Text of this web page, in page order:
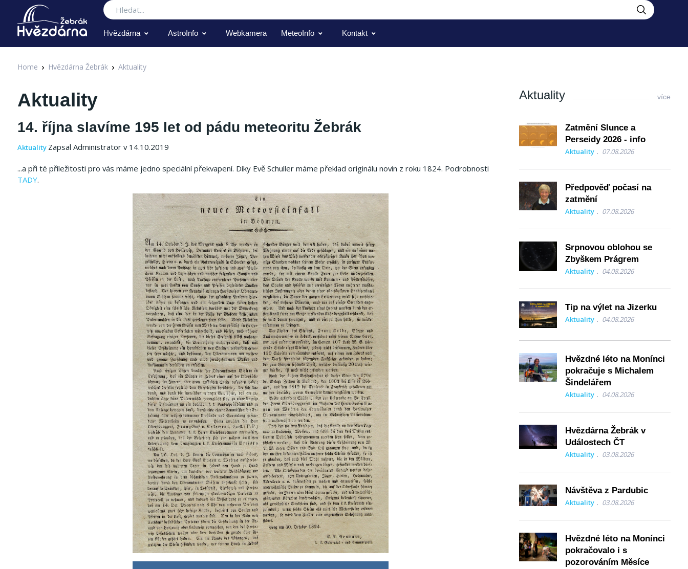
Hledat
Hvězdárna AstroInfo Webkamera MeteoInfo Kontakt
Home Hvězdárna Žebrák Aktuality
Aktuality
14. října slavíme 195 let od pádu meteoritu Žebrák
Aktuality Zapsal Administrator v 14.10.2019
...a při té příležitosti pro vás máme jedno speciální překvapení. Díky Evě Schuller máme překlad originálu novin z roku 1824. Podrobnosti
TADY.
Aktuality více
Zatmění Slunce a
Perseidy 2026 - info
Aktuality 07.08.2026
Předpověď počasí na
zatmění
Aktuality 07.08.2026
Srpnovou oblohou se
Zbyškem Prágrem
Aktuality 04.08.2026
Tip na výlet na Jizerku
Aktuality 04.08.2026
Hvězdné léto na Monínci
pokračuje s Michalem
Šindelářem
Aktuality 04.08.2026
Hvězdárna Žebrák v
Událostech ČT
Aktuality 03.08.2026
Návštěva z Pardubic
Aktuality 03.08.2026
Hvězdné léto na Monínci
pokračovalo i s
pozorováním Měsíce